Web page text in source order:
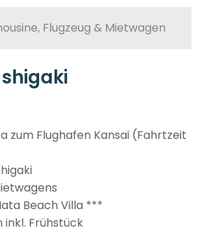
Flugzeug & Mietwagen
zum Flughafen Kansai (Fahrtzeit
Beach Villa ***
Frühstück